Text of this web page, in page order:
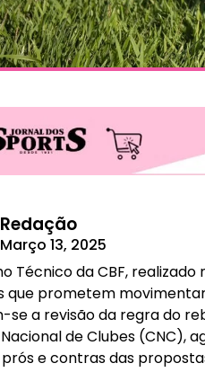
Redação
Março 13, 2025
Técnico da CBF,
que prometem
se a revisão da regra do
de Clubes (CNC),
e contras das